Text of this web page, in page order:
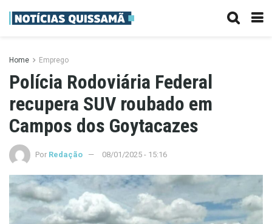
Home Emprego
Polícia Rodoviária Federal
recupera SUV roubado em
Campos dos Goytacazes
Por Redação 08/01/2025 - 15:16